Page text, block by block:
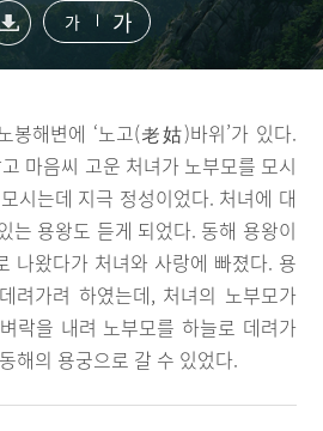
가 가
봉해변에 ‘노고(老姑)바위’가 있다.
마음씨 고운 처녀가 노부모를 모시
시는데 지극 정성이었다. 처녀에 대
는 용왕도 듣게 되었다. 동해 용왕이
나왔다가 처녀와 사랑에 빠졌다. 용
려가려 하였는데, 처녀의 노부모가
락을 내려 노부모를 하늘로 데려가
해의 용궁으로 갈 수 있었다.